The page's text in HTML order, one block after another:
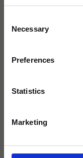
Selection
Necessary
Preferences
Statistics
Marketing
Benedini Associati
Hauptthemen sind
entschied Camilla